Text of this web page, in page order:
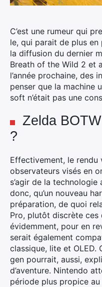
C’est une rumeur qui
le, qui parait de plus
la diffusion du dernier
Breath of the Wild 2 et
l’année prochaine, des
penser que la machine
soft n’était pas une
Zelda
?
Effectivement, le rendu
observateurs visés en
s’agir de la
donc, qu’un nouveau
préparation, de quoi
Pro, plutôt discrète ces
évidemment, pour en
serait également
classique, lite et
gen pourrait, aussi,
d’aventure. Nintendo
période plus propice au